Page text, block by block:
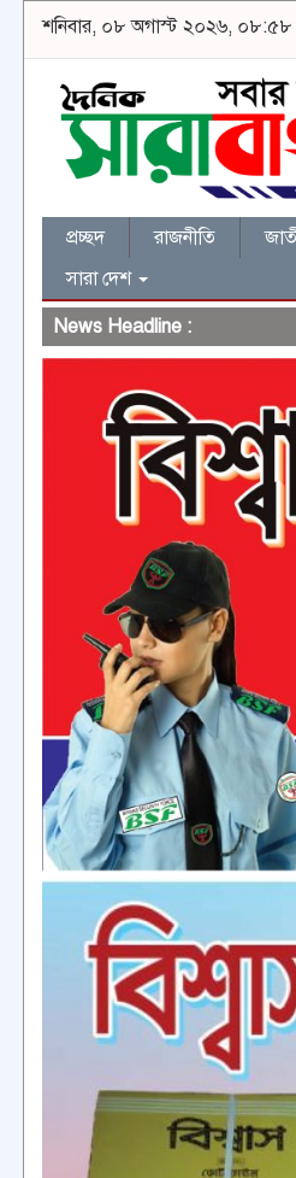
শনিবার, ০৮ অগাস্ট ২০২৬, ০৮:৫৮
প্রচ্ছদ রাজনীতি
সারা দেশ
News Headline :